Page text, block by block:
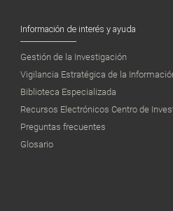
Información de interés y ayuda
Gestión de la Investigación
Vigilancia Estratégica de la
Biblioteca Especializada
Recursos Electrónicos Centro de
Preguntas frecuentes
Glosario